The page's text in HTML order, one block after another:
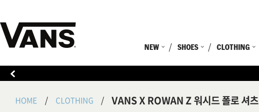
NEW SHOES CLOTHING
HOME CLOTHING VANS X ROWAN Z 워시드 폴로 셔츠